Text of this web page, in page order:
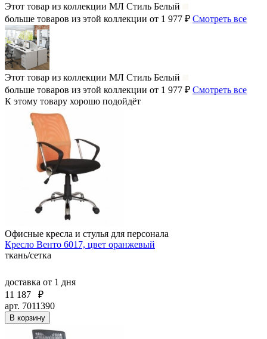
Этот товар из коллекции МЛ Стиль Белый
больше товаров из этой коллекции от 1 977 ₽ Смотреть все
Этот товар из коллекции МЛ Стиль Белый
больше товаров из этой коллекции от 1 977 ₽ Смотреть все
К этому товару хорошо подойдёт
Офисные кресла и стулья для персонала
Кресло Венто 6017, цвет оранжевый
ткань/сетка
доставка от 1 дня
11 187
₽
арт. 7011390
В корзину